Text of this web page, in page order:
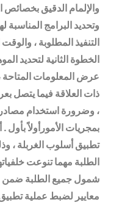
والإلمام الدقيق بخصائص
وتحديد البرامج
التنفيذ المطلوبة ،
الخطوة الثانية لتحديد
عرض المعلومات
ذات العلاقة فيما يتصل
، وضرورة استخدام مصادر
بمجريات الأمورأولاً بأول
تطبيق أسلوب الغربلة ،
الطلبة مهما تنوعت
شمول جميع الطلبة ضمن
معايير لضبط عملية